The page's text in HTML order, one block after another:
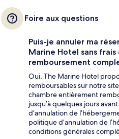
Foire aux questions
Puis-je annuler ma
Marine Hotel sans
remboursement
Oui, The Marine Hotel
remboursables sur notre
chambre entièrement
jusqu’à quelques jours
d’annulation de
politique d’annulation de
conditions générales